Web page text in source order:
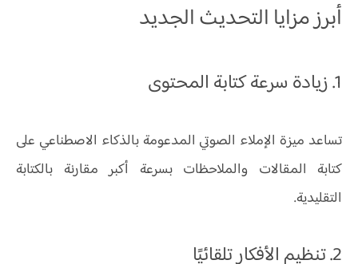
أبرز مزايا التحديث الجديد
1. زيادة سرعة كتابة المحتوى
تساعد ميزة الإملاء الصوتي المدعومة بالذكاء الاصطناعي على
كتابة المقالات والملاحظات بسرعة أكبر مقارنة بالكتابة
التقليدية.
2. تنظيم الأفكار تلقائيًا